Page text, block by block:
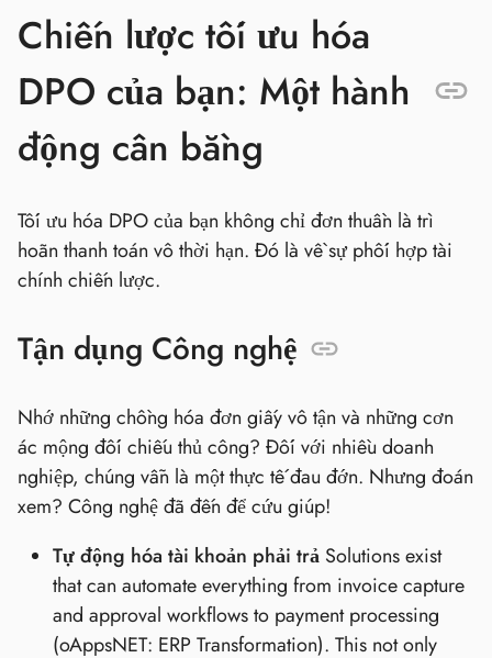
Chiến lược tối ưu hóa
DPO của bạn: Một hành
động cân bằng
Tối ưu hóa DPO của bạn không chỉ đơn thuần là trì
hoãn thanh toán vô thời hạn. Đó là về sự phối hợp tài
chính chiến lược.
Tận dụng Công nghệ
Nhớ những chồng hóa đơn giấy vô tận và những cơn
ác mộng đối chiếu thủ công? Đối với nhiều doanh
nghiệp, chúng vẫn là một thực tế đau đớn. Nhưng đoán
xem? Công nghệ đã đến để cứu giúp!
Tự động hóa tài khoản phải trả Solutions exist
that can automate everything from invoice capture
and approval workflows to payment processing
(oAppsNET: ERP Transformation). This not only